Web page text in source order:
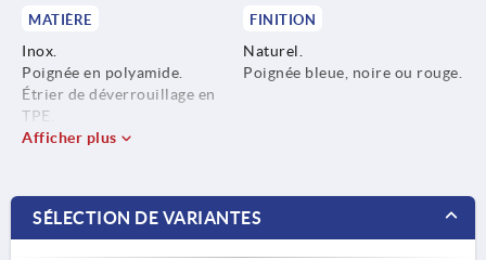
MATIÈRE
Inox.
Poignée en polyamide.
Étrier de déverrouillage en
TPE.
FINITION
Naturel.
Poignée bleue, noire ou rouge.
Afficher plus
SÉLECTION DE VARIANTES